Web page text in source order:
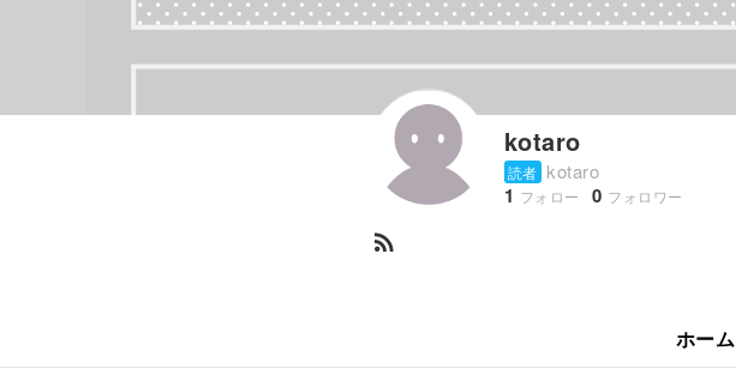
kotaro
読者 kotaro
1 フォロー 0 フォロワー
rss_feed
ホーム